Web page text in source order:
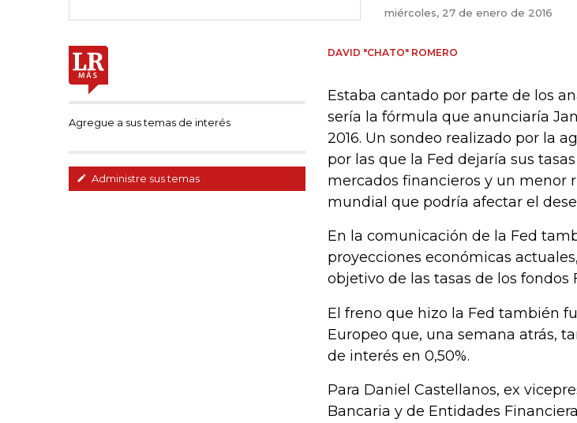
miércoles, 27 de enero de 2016
Agregue a sus temas de interés
Administre sus temas
DAVID "CHATO" ROMERO
Estaba cantado por parte de los
sería la fórmula que anunciaría
2016. Un sondeo realizado por la
por las que la Fed dejaría sus
mercados financieros y un menor
mundial que podría afectar el
En la comunicación de la Fed
proyecciones económicas
objetivo de las tasas de los fondos
El freno que hizo la Fed también
Europeo que, una semana atrás,
de interés en 0,50%.
Para Daniel Castellanos, ex
Bancaria y de Entidades